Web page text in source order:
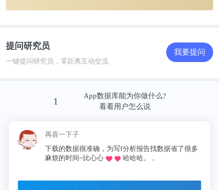
一种工作状态中，撂起袖子就可以干活。
第二，这个人要有一定的延展性。
相较于已经有一定体系、操作方式等积累的大厂，创
业公司会面临很多新的问题。
提问研究员
一键提问研究员，零距离互动交流
我要提问
1
App数据库能为你做什么?
看看用户怎么说
再喜一下子
下载的数据很准确，为写f分析报告找数据省了很多
麻烦的时间~比心心
哈哈哈。，